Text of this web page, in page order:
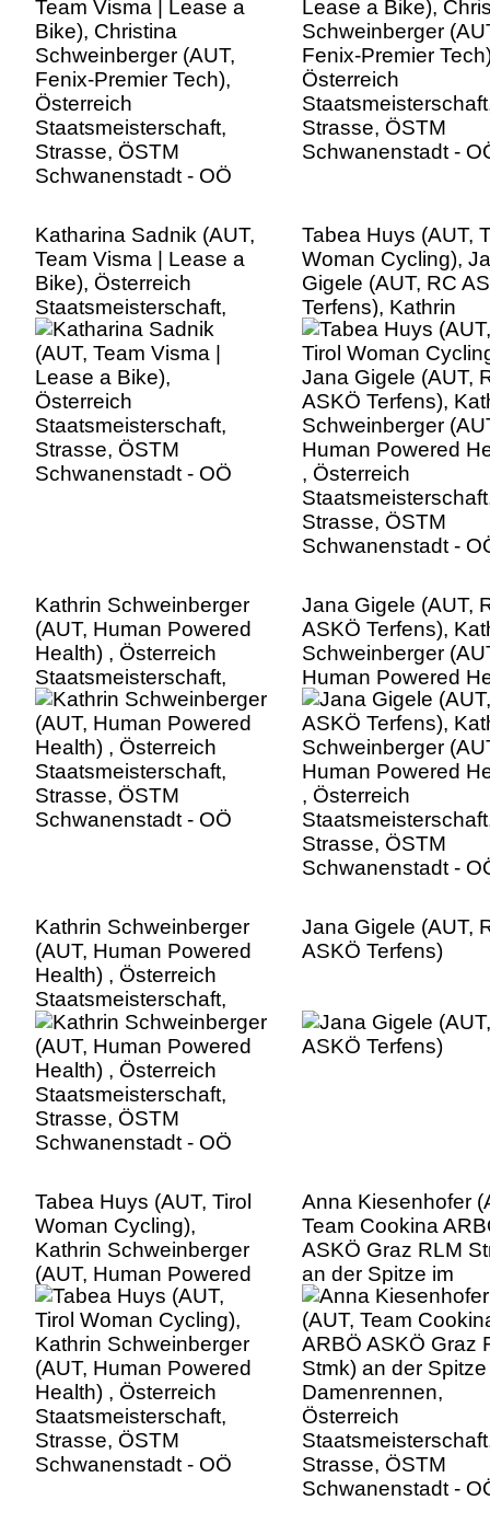
Staatsmeisterschaft,
Strasse, ÖSTM
Schwanenstadt - OÖ
Strasse, ÖSTM
Schwanenstadt -
Katharina Sadnik (AUT,
Team Visma | Lease a
Bike), Österreich
Staatsmeisterschaft,
Strasse, ÖSTM
Schwanenstadt - OÖ
Tabea Huys (AUT,
Woman Cycling),
Gigele (AUT, RC
Terfens), Kathrin
Schweinberger
Human Powered
, Österreich
Strasse, ÖSTM
Schwanenstadt -
Kathrin Schweinberger
(AUT, Human Powered
Health) , Österreich
Staatsmeisterschaft,
Strasse, ÖSTM
Schwanenstadt - OÖ
Jana Gigele (AUT,
ASKÖ Terfens),
Schweinberger
Human Powered
, Österreich
Strasse, ÖSTM
Schwanenstadt -
Kathrin Schweinberger
(AUT, Human Powered
Health) , Österreich
Staatsmeisterschaft,
Strasse, ÖSTM
Schwanenstadt - OÖ
Jana Gigele (AUT,
ASKÖ Terfens)
Tabea Huys (AUT, Tirol
Woman Cycling),
Kathrin Schweinberger
(AUT, Human Powered
Health) , Österreich
Staatsmeisterschaft,
Strasse, ÖSTM
Schwanenstadt - OÖ
Anna Kiesenhofer
Team Cookina
ASKÖ Graz RLM
an der Spitze im
Damenrennen,
Österreich
Strasse, ÖSTM
Schwanenstadt -